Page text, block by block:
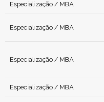
Especialização / MBA
Especialização / MBA
Especialização / MBA
Especialização / MBA